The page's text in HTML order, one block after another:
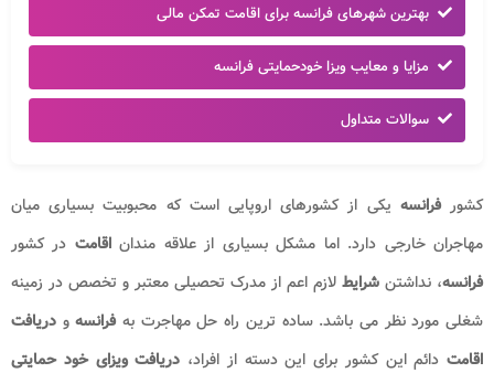
بهترین شهرهای فرانسه برای اقامت تمکن مالی
مزایا و معایب ویزا خودحمایتی فرانسه
سوالات متداول
کشورفرانسه یکی از کشورهای اروپایی است که محبوبیت بسیاری میان
مهاجران خارجی دارد. اما مشکل بسیاری از علاقه منداناقامت در کشور
فرانسه، نداشتن شرایط لازم اعم از مدرک تحصیلی معتبر و تخصص در زمینه
شغلی مورد نظر می باشد. ساده ترین راه حل مهاجرت بهفرانسهو دریافت
اقامت دائم این کشور برای این دسته از افراد، دریافت ویزای خود حمایتی